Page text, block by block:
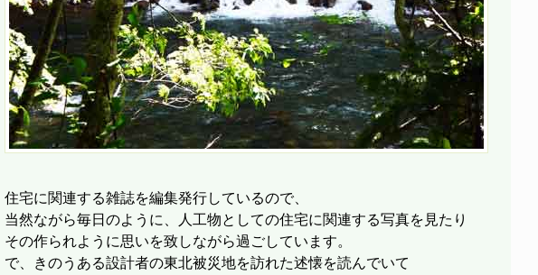
住宅に関連する雑誌を編集発行しているので、
当然ながら毎日のように、人工物としての住宅に関連する写真を見たり
その作られように思いを致しながら過ごしています。
で、きのうある設計者の東北被災地を訪れた述懐を読んでいて